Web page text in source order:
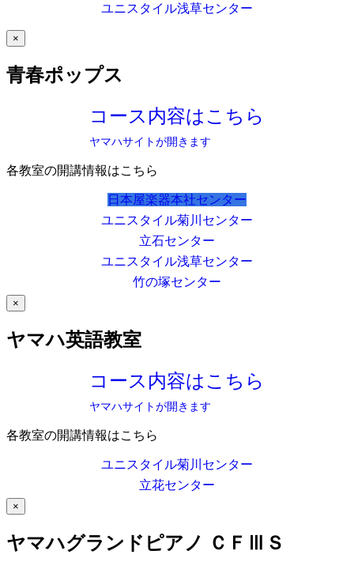
ユニスタイル浅草センター
×
青春ポップス
コース内容はこちら
ヤマハサイトが開きます
各教室の開講情報はこちら
日本屋楽器本社センター
ユニスタイル菊川センター
立石センター
ユニスタイル浅草センター
竹の塚センター
×
ヤマハ英語教室
コース内容はこちら
ヤマハサイトが開きます
各教室の開講情報はこちら
ユニスタイル菊川センター
立花センター
×
ヤマハグランドピアノ ＣＦⅢＳ